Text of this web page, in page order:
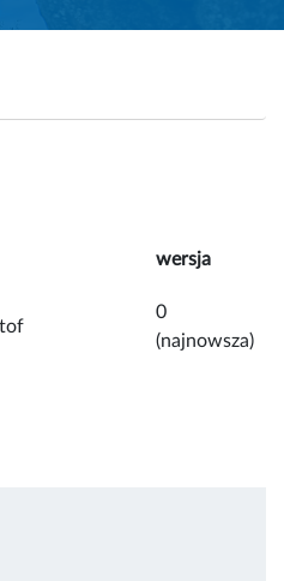
wersja
0
(najnowsza)